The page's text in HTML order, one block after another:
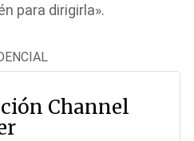
para dirigirla».
Channel